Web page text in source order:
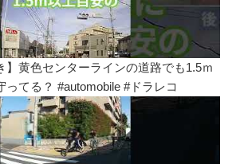
】黄色センターラインの道路でも1.5ｍ
ってる？ #automobile #ドラレコ